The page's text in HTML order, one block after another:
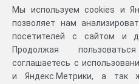
Мы используем cookies и
позволяет нам
посетителей с сайтом и
Продолжая
соглашаетесь с
и Яндекс.Метрики, а